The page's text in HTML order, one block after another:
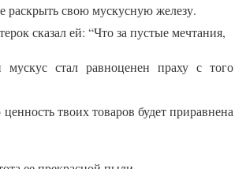
раскрыть свою мускусную железу.
сказал ей: “Что за пустые мечтания,
мускус стал равноценен праху с того
твоих товаров будет приравнена